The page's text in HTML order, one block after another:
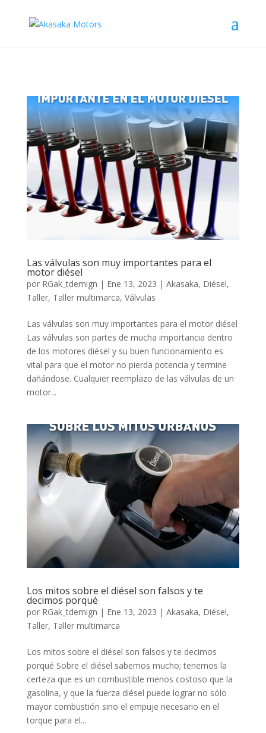
Las válvulas son muy importantes para el
motor diésel
por RGak_tdemign | Ene 13, 2023 | Akasaka, Diésel,
Taller, Taller multimarca, Válvulas
Las válvulas son muy importantes para el motor diésel
Las válvulas son partes de mucha importancia dentro
de los motores diésel y su buen funcionamiento es
vital para que el motor no pierda potencia y termine
dañándose. Cualquier reemplazo de las válvulas de un
motor...
Los mitos sobre el diésel son falsos y te
decimos porqué
por RGak_tdemign | Ene 13, 2023 | Akasaka, Diésel,
Taller, Taller multimarca
Los mitos sobre el diésel son falsos y te decimos
porqué Sobre el diésel sabemos mucho; tenemos la
certeza que es un combustible menos costoso que la
gasolina, y que la fuerza diésel puede lograr no sólo
mayor combustión sino el empuje necesario en el
torque para el...